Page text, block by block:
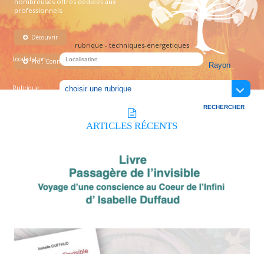
rubrique - techniques-energetiques
Localistation :
Rubrique :
professionnels.
Découvrir
Pro : Connectez-vous !
ARTICLES RÉCENTS